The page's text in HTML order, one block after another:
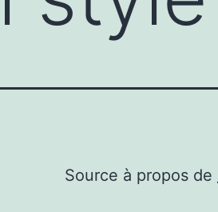
Source à propos de